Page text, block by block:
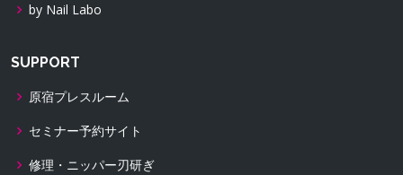
by Nail Labo
SUPPORT
原宿プレスルーム
セミナー予約サイト
修理・ニッパー刃研ぎ